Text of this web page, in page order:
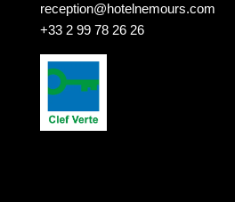
reception@hotelnemours.com
+33 2 99 78 26 26